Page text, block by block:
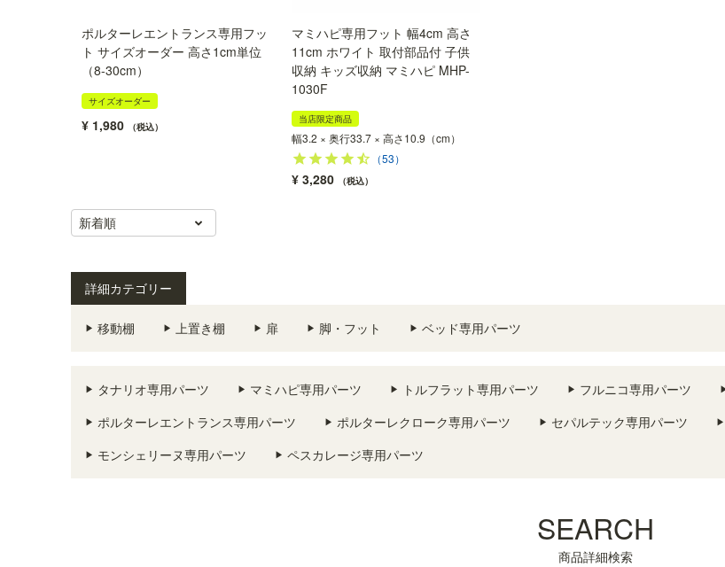
ポルターレエントランス専用フッ
ト サイズオーダー 高さ1cm単位
（8-30cm）
サイズオーダー
¥ 1,980 税込
マミハピ専用フット 幅4cm 高さ
11cm ホワイト 取付部品付 子供
収納 キッズ収納 マミハピ MHP-
1030F
当店限定商品
幅3.2 × 奥行33.7 × 高さ10.9（cm）
（53）
¥ 3,280 税込
新着順
詳細カテゴリー
移動棚 上置き棚 扉 脚・フット ベッド専用パーツ
タナリオ専用パーツ マミハピ専用パーツ トルフラット専用パーツ フルニコ専用パーツ
ポルターレエントランス専用パーツ
ポルターレクローク専用パーツ セパルテック専用パーツ
モンシェリーヌ専用パーツ
ペスカレージ専用パーツ
SEARCH
商品詳細検索